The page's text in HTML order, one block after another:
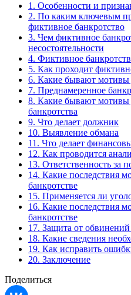
1. Особенности и
2. По каким ключевым
фиктивное банкротство
3. Чем фиктивное
несостоятельности
4. Фиктивное
5. Как проходит
6. Какие бывают мотивы
7. Преднамеренное
8. Какие бывают мотивы
банкротства
9. Что делает должник
10. Выявление обмана
11. Что делает
12. Как проводится
13. Ответственность за
14. Какие последствия
банкротстве
15. Применяется ли
16. Какие последствия
банкротстве
17. Защита от
18. Какие сведения
19. Как исправить
20. Заключение
Поделиться